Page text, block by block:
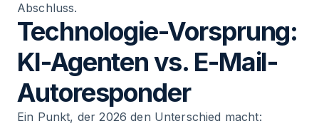
Abschluss.
Technologie-Vorsprung:
KI-Agenten vs. E-Mail-
Autoresponder
Ein Punkt, der 2026 den Unterschied macht: